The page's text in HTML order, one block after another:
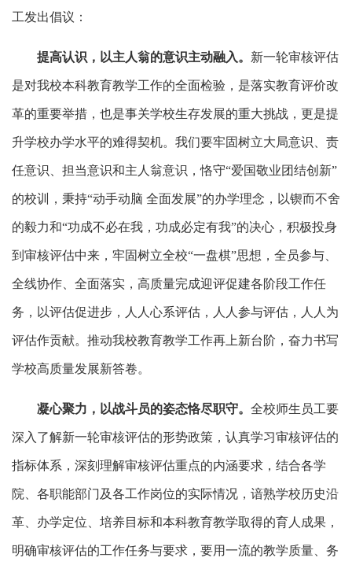
工发出倡议：
提高认识， 以主人翁的意识主动融入。 新一轮审核评估
是对我校本科教育教学工作的全面检验，是落实教育评价改
革的重要举措，也是事关学校生存发展的重大挑战，更是提
升学校办学水平的难得契机。我们要牢固树立大局意识、责
任意识、担当意识和主人翁意识，恪守“爱国敬业团结创新”
的校训，秉持“动手动脑 全面发展”的办学理念，以锲而不舍
的毅力和“功成不必在我，功成必定有我”的决心，积极投身
到审核评估中来，牢固树立全校“一盘棋”思想，全员参与、
全线协作、全面落实，高质量完成迎评促建各阶段工作任
务，以评估促进步，人人心系评估，人人参与评估，人人为
评估作贡献。推动我校教育教学工作再上新台阶，奋力书写
学校高质量发展新答卷。
凝心聚力， 以战斗员的姿态恪尽职守。 全校师生员工要
深入了解新一轮审核评估的形势政策，认真学习审核评估的
指标体系，深刻理解审核评估重点的内涵要求，结合各学
院、各职能部门及各工作岗位的实际情况，谙熟学校历史沿
革、办学定位、培养目标和本科教育教学取得的育人成果，
明确审核评估的工作任务与要求，要用一流的教学质量、务